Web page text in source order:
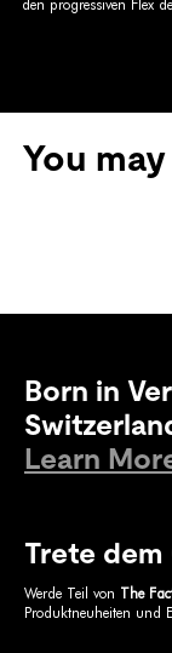
You
Born in
Learn
Trete
Werde Teil von The
Produktneuheiten und